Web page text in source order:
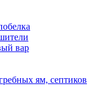
вар
ям, септиков